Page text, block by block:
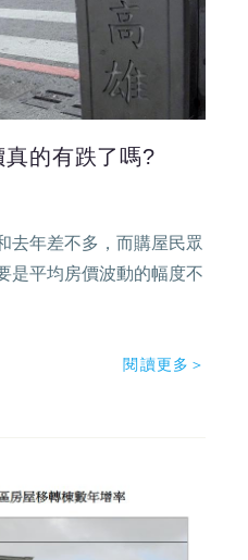
的有跌了嗎?
去年差不多，而購屋民眾
是平均房價波動的幅度不
閱讀更多＞